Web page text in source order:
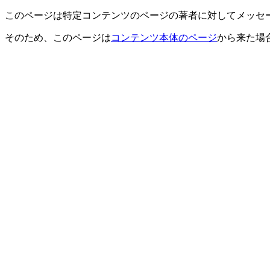
このページは特定コンテンツのページの著者に対してメッ
そのため、このページはコンテンツ本体のページから来た場